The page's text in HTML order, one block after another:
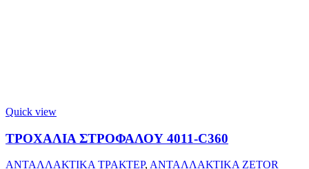
Quick view
ΤΡΟΧΑΛΙΑ ΣΤΡΟΦΑΛΟΥ 4011-C360
ΑΝΤΑΛΛΑΚΤΙΚΑ ΤΡΑΚΤΕΡ, ΑΝΤΑΛΛΑΚΤΙΚΑ ZETOR